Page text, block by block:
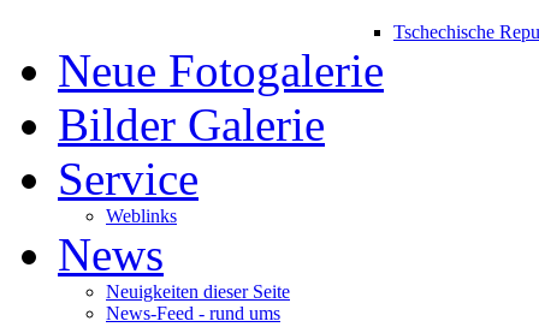
Tschechische
Neue Fotogalerie
Bilder Galerie
Service
Weblinks
News
Neuigkeiten dieser Seite
News-Feed - rund ums